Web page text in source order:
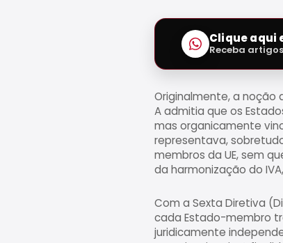
Clique aqui
Receba
Originalmente, a noção
A admitia que os
mas organicamente
representava,
membros da UE, sem
da harmonização do
Com a Sexta Diretiva
cada Estado-membro
juridicamente